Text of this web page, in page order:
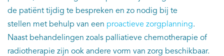
de patiënt tijdig te bespreken en zo nodig bij te
stellen met behulp van een proactieve zorgplanning.
Naast behandelingen zoals palliatieve chemotherapie of
radiotherapie zijn ook andere vorm van zorg beschikbaar.